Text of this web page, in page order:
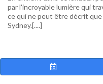
par l'incroyable lumière qui
ce qui ne peut être décrit
Sydney.[....]